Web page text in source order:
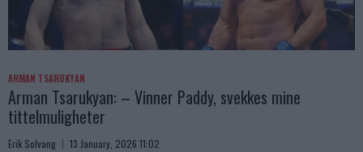
ARMAN TSARUKYAN
Arman Tsarukyan: – Vinner Paddy, svekkes mine
tittelmuligheter
Erik Solvang 13 January, 2026 11:02